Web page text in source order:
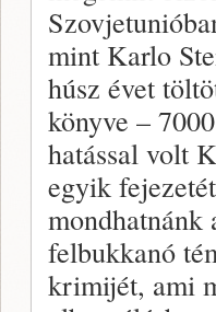
mint Karlo
húsz évet
könyve –
hatással volt
egyik
mondhatnánk
felbukkanó
krimijét, ami